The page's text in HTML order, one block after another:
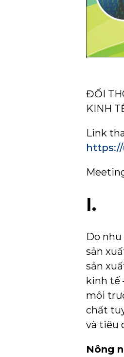
ĐỐI
KINH
Link
I.
Do
sản
sản
kinh tế
môi
chất
và tiêu
Nông